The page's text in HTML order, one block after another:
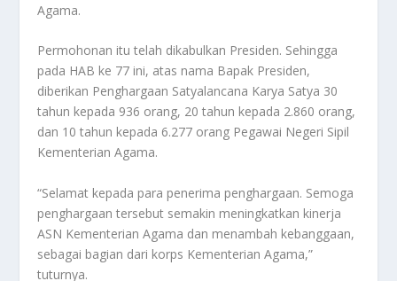
Agama.
Permohonan itu telah dikabulkan Presiden. Sehingga
pada HAB ke 77 ini, atas nama Bapak Presiden,
diberikan Penghargaan Satyalancana Karya Satya 30
tahun kepada 936 orang, 20 tahun kepada 2.860 orang,
dan 10 tahun kepada 6.277 orang Pegawai Negeri Sipil
Kementerian Agama.
“Selamat kepada para penerima penghargaan. Semoga
penghargaan tersebut semakin meningkatkan kinerja
ASN Kementerian Agama dan menambah kebanggaan,
sebagai bagian dari korps Kementerian Agama,”
tuturnya.